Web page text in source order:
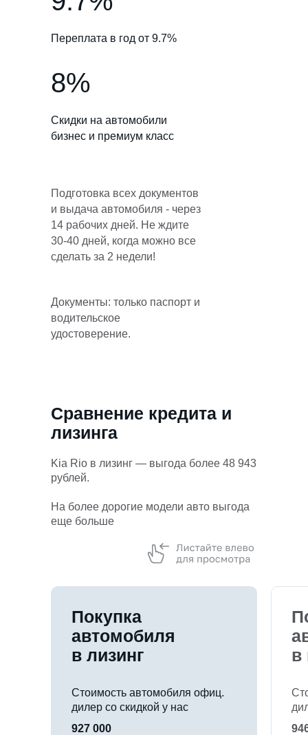
Переплата в год от 9.7%
8%
Скидки на автомобили
бизнес и премиум класс
Подготовка всех документов
и выдача автомобиля - через
14 рабочих дней. Не ждите
30-40 дней, когда можно все
сделать за 2 недели!
Документы: только паспорт и
водительское
удостоверение.
Сравнение кредита и
лизинга
Kia Rio в лизинг — выгода более 48 943
рублей.
На более дорогие модели авто выгода
еще больше
Покупка
автомобиля
в лизинг
Стоимость автомобиля офиц.
дилер со скидкой у нас
927 000
в